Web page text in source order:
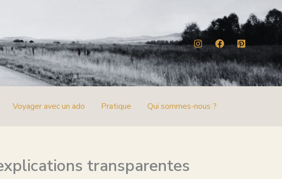
Voyager avec un ado Pratique Qui sommes-nous ?
transparentes